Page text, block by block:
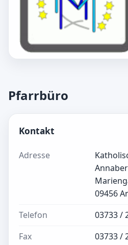
Pfarrbüro
Kontakt
Adresse
09456
Telefon
03733 /
Fax
03733 /